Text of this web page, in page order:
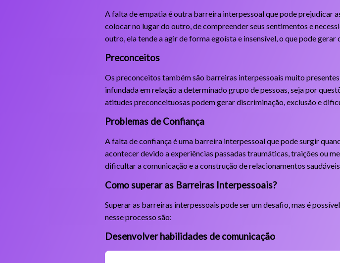
A falta de empatia é outra barreira interpessoal que pode prejudicar
colocar no lugar do outro, de compreender seus sentimentos e
outro, ela tende a agir de forma egoísta e insensível, o que pode
Preconceitos
Os preconceitos também são barreiras interpessoais muito
infundada em relação a determinado grupo de pessoas, seja por
atitudes preconceituosas podem gerar discriminação, exclusão e
Problemas de Confiança
A falta de confiança é uma barreira interpessoal que pode surgir
acontecer devido a experiências passadas traumáticas, traições ou
dificultar a comunicação e a construção de relacionamentos
Como superar as Barreiras Interpessoais?
Superar as barreiras interpessoais pode ser um desafio, mas é
nesse processo são:
Desenvolver habilidades de comunicação